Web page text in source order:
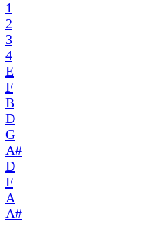
1
2
3
4
E
F
B
D
G
A#
D
F
A
A#